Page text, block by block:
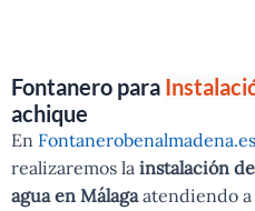
Fontanero para
achique
En Fontanerobenalmadena.es
realizaremos la instalación
agua en Málagaatendiendo a